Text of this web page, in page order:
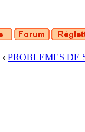
‹ PROBLEMES DE